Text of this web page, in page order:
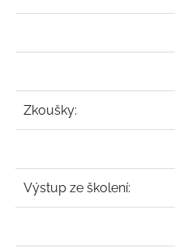
Zkoušky:
Výstup ze školení: